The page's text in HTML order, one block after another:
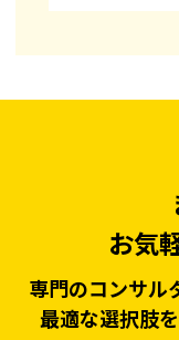
お気
専門のコンサル
最適な選択肢